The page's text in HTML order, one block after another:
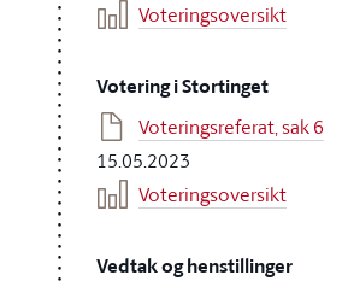
Voteringsoversikt
Votering i Stortinget
Voteringsreferat, sak 6
15.05.2023
Voteringsoversikt
Vedtak og henstillinger